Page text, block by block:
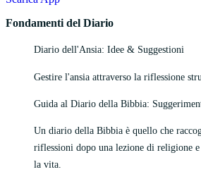
Fondamenti del Diario
Diario dell'Ansia: Idee & Suggestioni
Gestire l'ansia attraverso la riflessione
Guida al Diario della Bibbia:
Un diario della Bibbia è quello che
riflessioni dopo una lezione di religione
la vita.